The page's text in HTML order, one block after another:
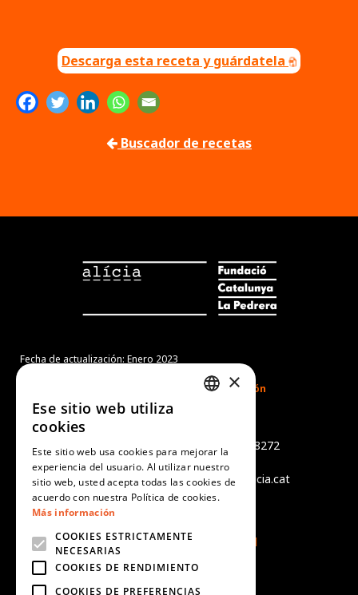
Descarga esta receta y guárdatela
Buscador de recetas
Fecha de actualización: Enero 2023
Camí de Sant Benet, s/n - 08272
Sant Fruitós de Bages
tel +34 938 759 402 - info@alicia.cat
Política de Privacidad
ENGLISH
PORTUGUESE
×
Ese sitio web utiliza
cookies
Este sitio web usa cookies para mejorar la
experiencia del usuario. Al utilizar nuestro
sitio web, usted acepta todas las cookies de
acuerdo con nuestra Política de cookies.
Más información
COOKIES ESTRICTAMENTE
NECESARIAS
COOKIES DE RENDIMIENTO
COOKIES DE PREFERENCIAS